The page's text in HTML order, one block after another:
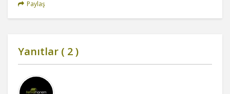
Paylaş
Yanıtlar ( 2)